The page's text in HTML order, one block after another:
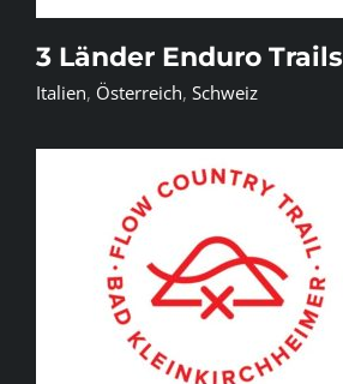
3 Länder Enduro Trails
Italien, Österreich, Schweiz